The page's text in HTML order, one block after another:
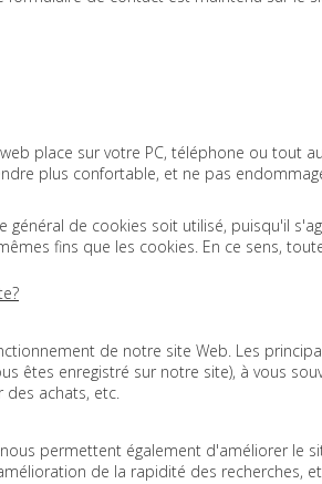
place sur votre PC, téléphone ou tout
plus confortable, et ne pas
de cookies soit utilisé, puisqu'il
fins que les cookies. En ce sens,
de notre site Web. Les
êtes enregistré sur notre site), à vous
des achats, etc.
permettent également d'améliorer
de la rapidité des recherches,